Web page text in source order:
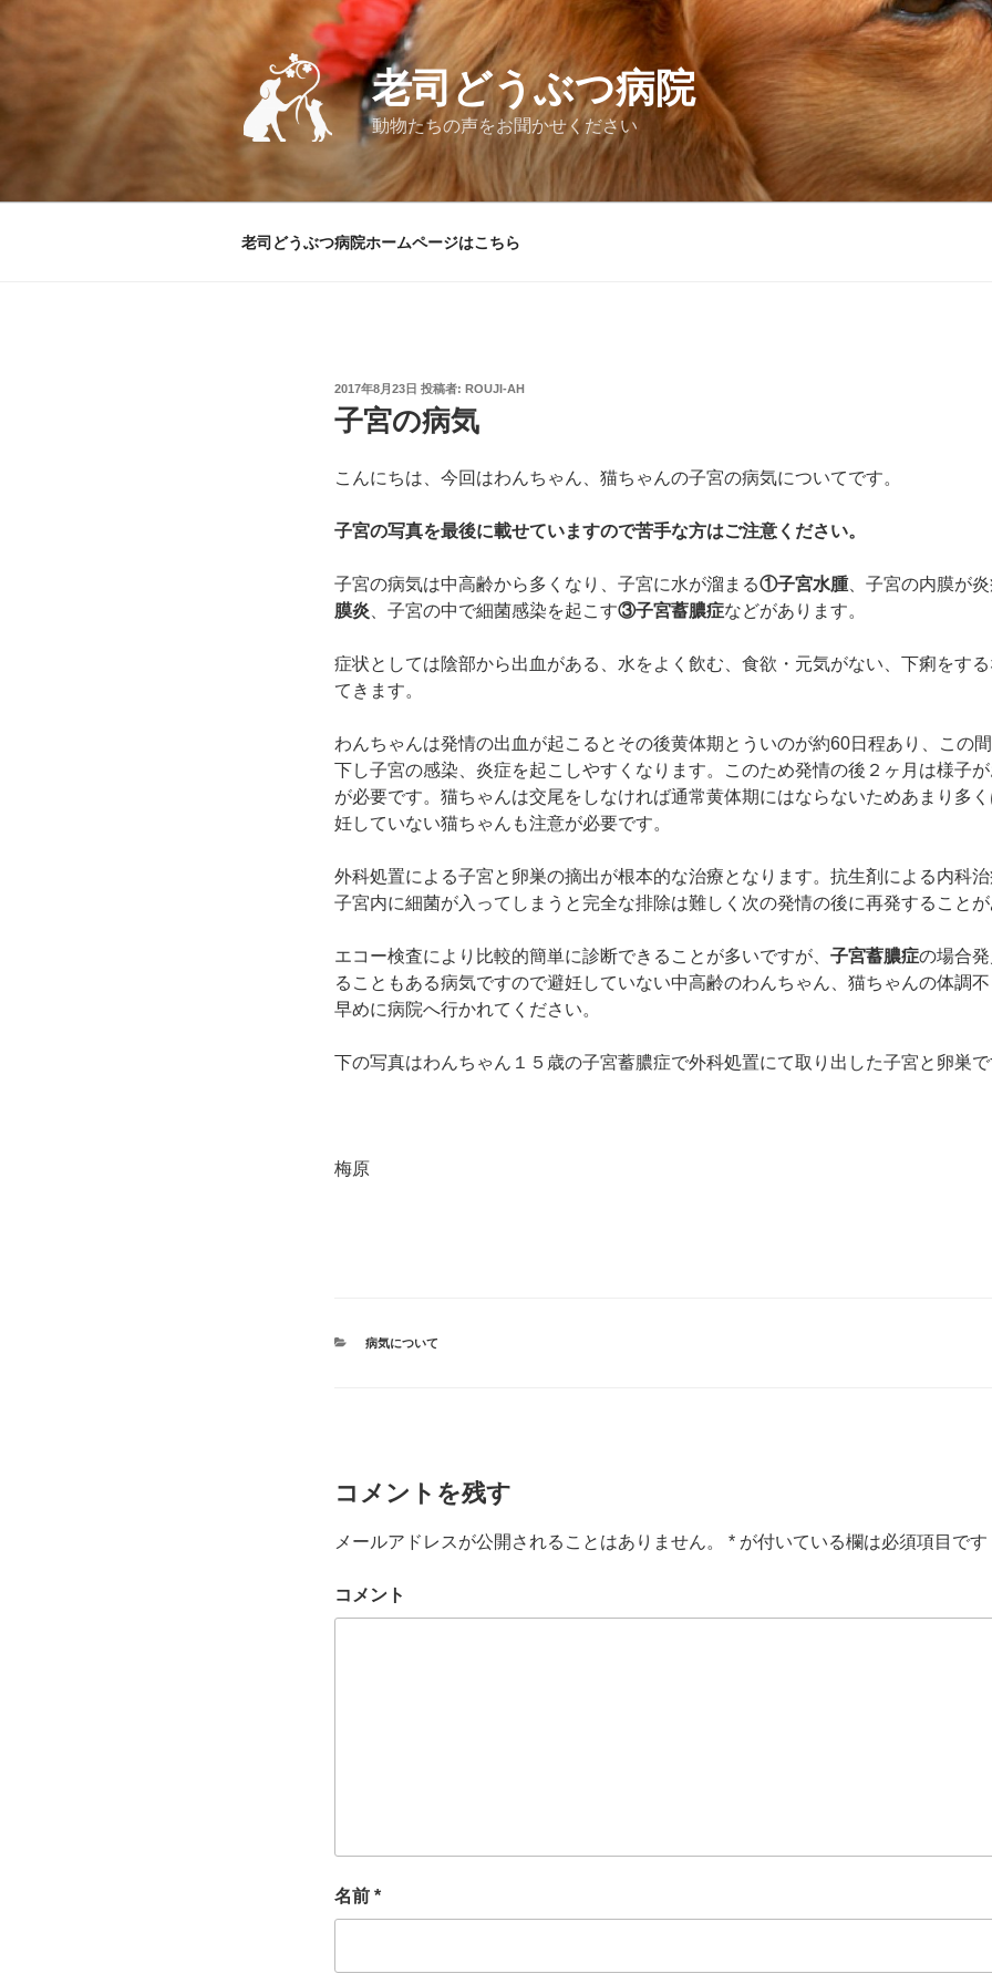
ン
キ
老司どうぶつ病院
動物たちの声をお聞かせください
老司どうぶつ病院ホームページはこちら
投
稿
日:
2017年8月23日 投稿者: ROUJI-AH
子宮の病気
こんにちは、今回はわんちゃん、猫ちゃんの子宮の病気についてです。
子宮の写真を最後に載せていますので苦手な方はご注意ください。
子宮の病気は中高齢から多くなり、子宮に水が溜まる①子宮水腫、子宮の内膜が
膜炎 、子宮の中で細菌感染を起こす③子宮蓄膿症などがあります。
症状としては陰部から出血がある、水をよく飲む、食欲・元気がない、下痢をす
てきます。
わんちゃんは発情の出血が起こるとその後黄体期とういのが約60日程あり、この
下し子宮の感染、炎症を起こしやすくなります。このため発情の後２ヶ月は様子
が必要です。猫ちゃんは交尾をしなければ通常黄体期にはならないためあまり多
妊していない猫ちゃんも注意が必要です。
外科処置による子宮と卵巣の摘出が根本的な治療となります。抗生剤による内科
子宮内に細菌が入ってしまうと完全な排除は難しく次の発情の後に再発すること
エコー検査により比較的簡単に診断できることが多いですが、 子宮蓄膿症の場合
ることもある病気ですので避妊していない中高齢のわんちゃん、猫ちゃんの体調
早めに病院へ行かれてください。
下の写真はわんちゃん１５歳の子宮蓄膿症で外科処置にて取り出した子宮と卵巣
梅原
カ
病気について
コメントを残す
メールアドレスが公開されることはありません。 * が付いている欄は必須項目です
コメント
名前 *